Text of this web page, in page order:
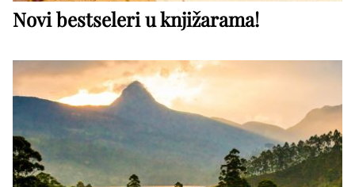
Novi bestseleri u knjižarama!